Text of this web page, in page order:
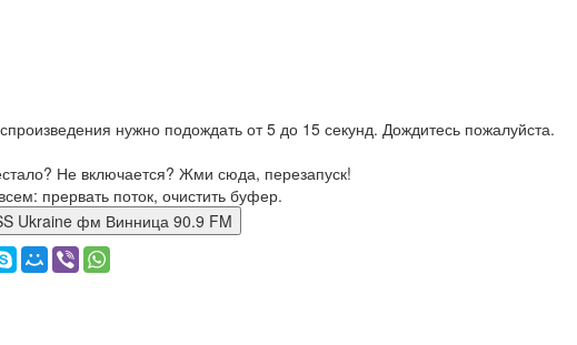
нужно подождать от 5 до 15 секунд. Дождитесь пожалуйста.
Не включается? Жми сюда, перезапуск!
прервать поток, очистить буфер.
о KISS Ukraine фм Винница 90.9 FM